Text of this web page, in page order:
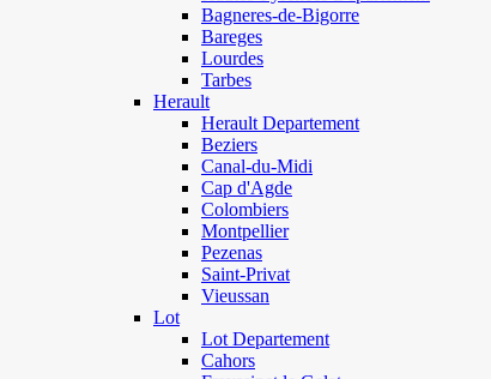
Bagneres-de-Bigorre
Bareges
Lourdes
Tarbes
Herault
Herault Departement
Beziers
Canal-du-Midi
Cap d'Agde
Colombiers
Montpellier
Pezenas
Saint-Privat
Vieussan
Lot
Lot Departement
Cahors